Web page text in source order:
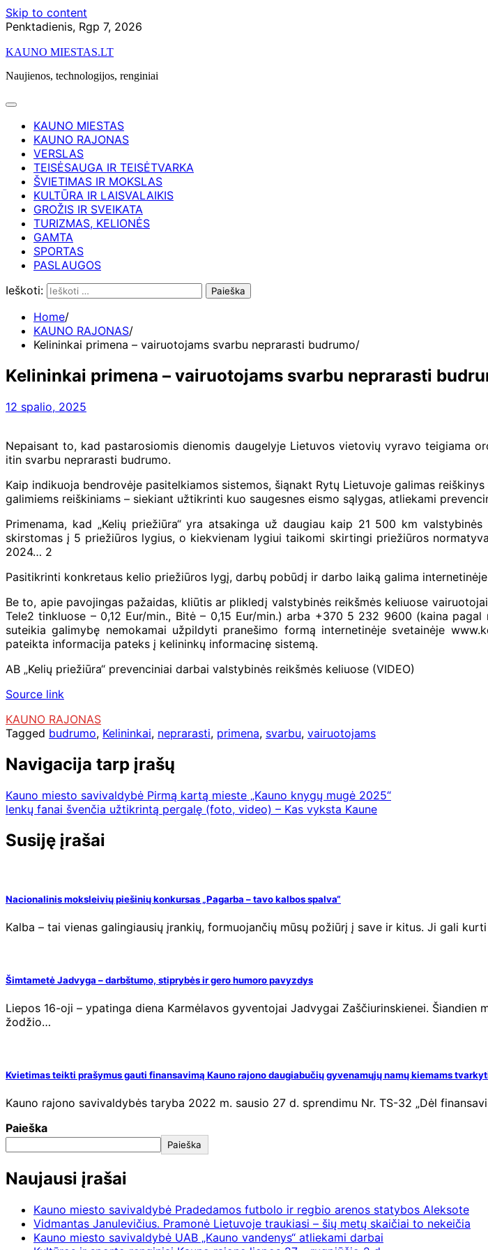
Skip to content
Penktadienis, Rgp 7, 2026
KAUNO MIESTAS.LT
Naujienos, technologijos, renginiai
KAUNO MIESTAS
KAUNO RAJONAS
VERSLAS
TEISĖSAUGA IR TEISĖTVARKA
ŠVIETIMAS IR MOKSLAS
KULTŪRA IR LAISVALAIKIS
GROŽIS IR SVEIKATA
TURIZMAS, KELIONĖS
GAMTA
SPORTAS
PASLAUGOS
Ieškoti:
Home
KAUNO RAJONAS
Kelininkai primena – vairuotojams svarbu neprarasti budrumo
Kelininkai primena – vairuotojams svarbu neprarasti
12 spalio, 2025
Nepaisant to, kad pastarosiomis dienomis daugelyje Lietuvos vietovių vyravo teigiama
itin svarbu neprarasti budrumo.
Kaip indikuoja bendrovėje pasitelkiamos sistemos, šiąnakt Rytų Lietuvoje galimas
galimiems reiškiniams – siekiant užtikrinti kuo saugesnes eismo sąlygas, atliekami
Primenama, kad „Kelių priežiūra“ yra atsakinga už daugiau kaip 21 500 km
skirstomas į 5 priežiūros lygius, o kiekvienam lygiui taikomi skirtingi priežiūros
2024… 2
Pasitikrinti konkretaus kelio priežiūros lygį, darbų pobūdį ir darbo laiką galima
Be to, apie pavojingas pažaidas, kliūtis ar plikledį valstybinės reikšmės keliuose
Tele2 tinkluose – 0,12 Eur/min., Bitė – 0,15 Eur/min.) arba +370 5 232 9600 (kaina
suteikia galimybę nemokamai užpildyti pranešimo formą internetinėje svetainėje
pateikta informacija pateks į kelininkų informacinę sistemą.
AB „Kelių priežiūra“ prevenciniai darbai valstybinės reikšmės keliuose (VIDEO)
Source link
KAUNO RAJONAS
Tagged budrumo, Kelininkai, neprarasti, primena, svarbu, vairuotojams
Navigacija tarp įrašų
Kauno miesto savivaldybė Pirmą kartą mieste „Kauno knygų mugė 2025“
lenkų fanai švenčia užtikrintą pergalę (foto, video) – Kas vyksta Kaune
Susiję įrašai
Nacionalinis moksleivių piešinių konkursas „Pagarba – tavo kalbos spalva“
Kalba – tai vienas galingiausių įrankių, formuojančių mūsų požiūrį į save ir kitus. Ji gali
Šimtametė Jadvyga – darbštumo, stiprybės ir gero humoro pavyzdys
Liepos 16-oji – ypatinga diena Karmėlavos gyventojai Jadvygai Zaščiurinskienei.
žodžio…
Kvietimas teikti prašymus gauti finansavimą Kauno rajono daugiabučių gyvenamųjų namų kiemams
Kauno rajono savivaldybės taryba 2022 m. sausio 27 d. sprendimu Nr. TS-32 „Dėl
Paieška
Paieška
Naujausi įrašai
Kauno miesto savivaldybė Pradedamos futbolo ir regbio arenos statybos Aleksote
Vidmantas Janulevičius. Pramonė Lietuvoje traukiasi – šių metų skaičiai to nekeičia
Kauno miesto savivaldybė UAB „Kauno vandenys“ atliekami darbai